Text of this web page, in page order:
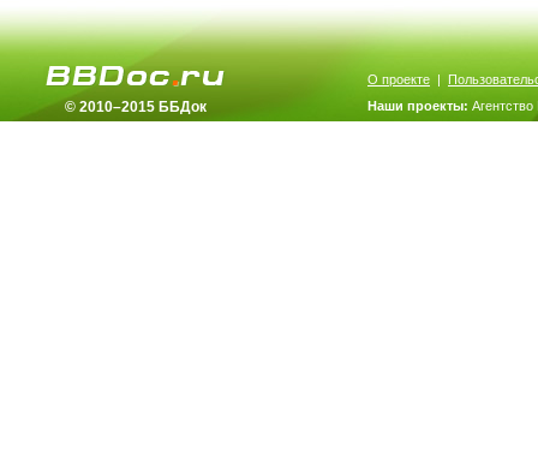
© 2010–2015 ББДок
О проекте |
Наши проекты: